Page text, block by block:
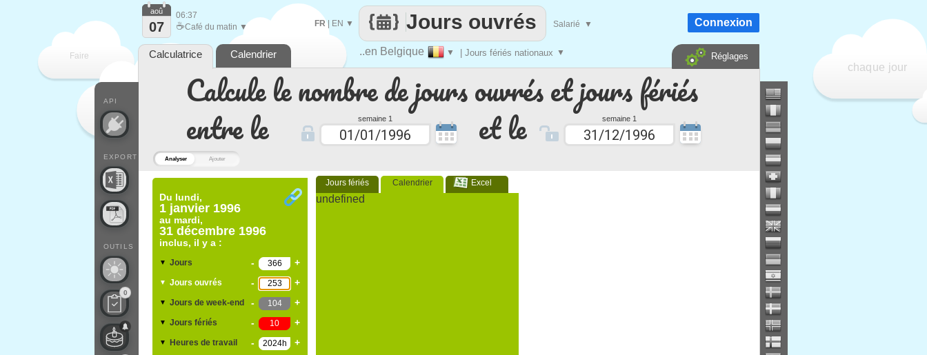
Analyser Ajouter
Calcule le nombre de jours ouvrés et jours fériés
entre le
semaine 1 et le semaine 1
Du lundi,
1 janvier 1996
au mardi,
31 décembre 1996
inclus, il y a :
▼ Jours - +
▼ Jours ouvrés - +
▼ Jours de week-end - +
▼ Jours fériés - +
▼ Heures de travail - +
Jours fériés Calendrier Excel
undefined
Faire
chaque jour
..en Belgique ▼ | Jours fériés nationaux ▼
Jours ouvrés
FR| EN ▼ Salarié ▼
API
EXPORT
OUTILS
0
aoû
07
06:37
☕Café du matin ▼ Connexion
Calculatrice Calendrier Réglages